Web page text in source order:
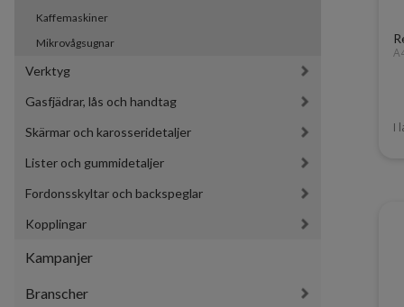
Kaffemaskiner
Mikrovågsugnar
Verktyg
Gasfjädrar, lås och handtag
Skärmar och karosseridetaljer
Lister och gummidetaljer
Fordonsskyltar och backspeglar
Kopplingar
Kampanjer
Branscher
I